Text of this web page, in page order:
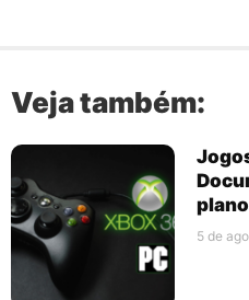
Veja também:
5 de